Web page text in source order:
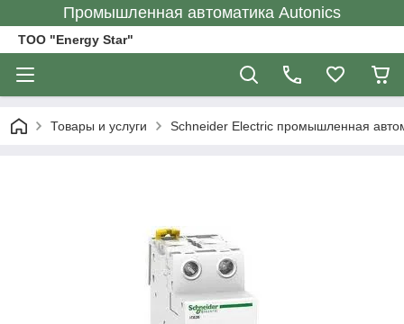
Промышленная автоматика Autonics
ТОО "Energy Star"
Товары и услуги Schneider Electric промышленная